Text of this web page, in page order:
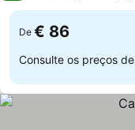
De € 86
Consulte os preços de